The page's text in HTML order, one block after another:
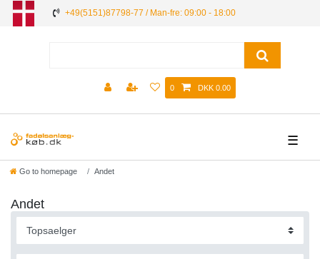
+49(5151)87798-77 / Man-fre: 09:00 - 18:00
0 DKK 0.00
☰
Go to homepage Andet
Andet